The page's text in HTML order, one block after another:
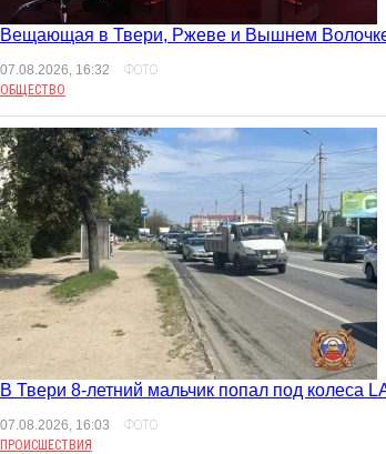
Вещающая в Твери, Ржеве и Вышнем Волочке
07.08.2026, 16:32
ФОТО
ОБЩЕСТВО
В Твери 8-летний мальчик попал под колеса
07.08.2026, 16:03
ФОТО
ПРОИСШЕСТВИЯ